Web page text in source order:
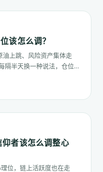
该怎么调？
上跳、风险资产集体走
隔半天换一种说法，仓位却
者该怎么调整心
位，链上活跃度也在走